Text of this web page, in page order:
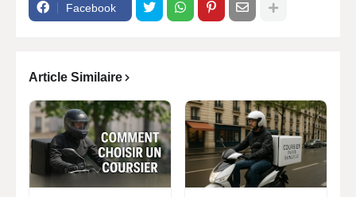
Facebook
Article Similaire